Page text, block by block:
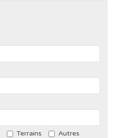
Terrains
Autres